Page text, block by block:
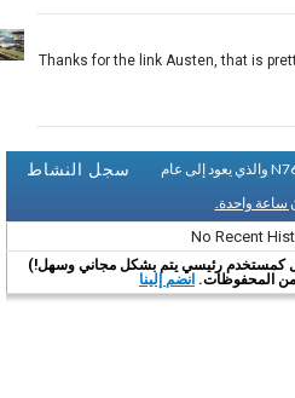
Thanks for the link Austen, that is
سجل النشاط
هل تريد البحث عن التاريخ الكامل لـ N768AS والذي يعود إلى عام
ساعة واحدة.
No Recent
كمستخدم رئيسي يتم بشكل مجاني وسهل!)
انضم إلينا